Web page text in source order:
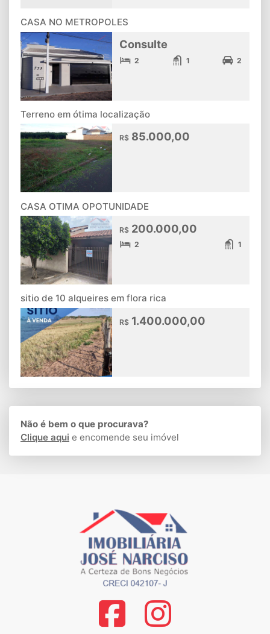
CASA NO METROPOLES
Consulte
2 1 2
Terreno em ótima localização
R$ 85.000,00
CASA OTIMA OPOTUNIDADE
R$ 200.000,00
2 1
sitio de 10 alqueires em flora rica
R$ 1.400.000,00
Não é bem o que procurava?
Clique aqui e encomende seu imóvel